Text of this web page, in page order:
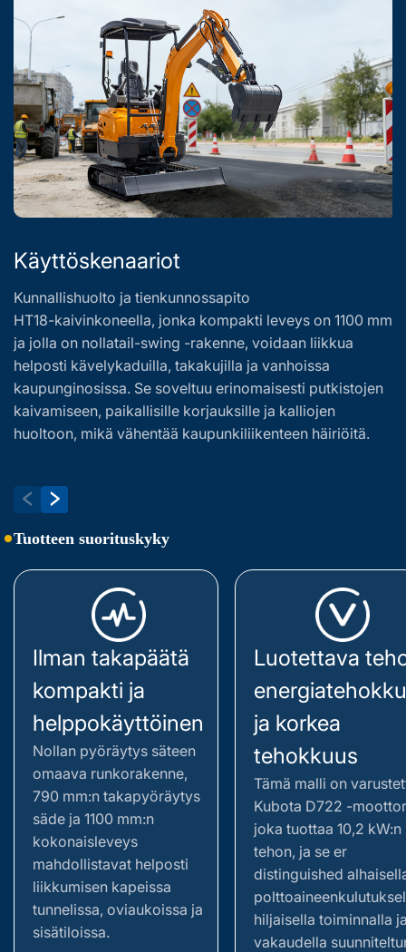
Käyttöskenaariot
Kunnallishuolto ja tienkunnossapito
HT18-kaivinkoneella, jonka kompakti leveys on 1100 mm
ja jolla on nollatail-swing -rakenne, voidaan liikkua
helposti kävelykaduilla, takakujilla ja vanhoissa
kaupunginosissa. Se soveltuu erinomaisesti putkistojen
kaivamiseen, paikallisille korjauksille ja kalliojen
huoltoon, mikä vähentää kaupunkiliikenteen häiriöitä.
Tuotteen suorituskyky
Ilman takapäätä
kompakti ja
helppokäyttöinen
Nollan pyöräytys säteen
omaava runkorakenne,
790 mm:n takapyöräytys
säde ja 1100 mm:n
kokonaisleveys
mahdollistavat helposti
liikkumisen kapeissa
tunnelissa, oviaukoissa ja
sisätiloissa.
Luotettava
ja korkea
tehokkuus
Tämä malli on
Kubota D722 -
joka tuottaa 10,2 kW:n
tehon, ja se er
distinguished
hiljaisella toiminnalla
vakaudella